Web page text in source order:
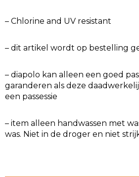
– Chlorine and UV resistant
– dit artikel wordt op bestelling
– diapolo kan alleen een goed
garanderen als deze
een passessie
– item alleen handwassen met
was. Niet in de droger en niet